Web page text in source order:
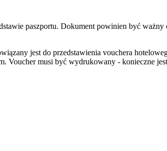
paszportu. Dokument powinien być
jest do przedstawienia vouchera
Voucher musi być wydrukowany - konieczne